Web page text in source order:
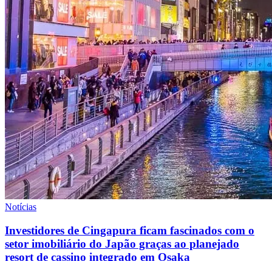
Notícias
Investidores de Cingapura ficam fascinados com o
setor imobiliário do Japão graças ao planejado
resort de cassino integrado em Osaka